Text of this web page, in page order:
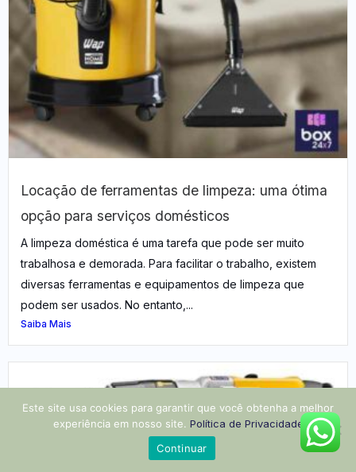
Locação de ferramentas de limpeza: uma ótima
opção para serviços domésticos
A limpeza doméstica é uma tarefa que pode ser muito
trabalhosa e demorada. Para facilitar o trabalho, existem
diversas ferramentas e equipamentos de limpeza que
podem ser usados. No entanto,...
Saiba Mais
Este site usa cookies para garantir que você obtenha a melhor
experiência em nosso site. Política de Privacidade
Continuar